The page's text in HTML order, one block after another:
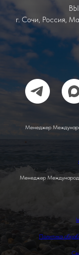
г. Сочи, Россия,
Менеджер
Менеджер
Политика